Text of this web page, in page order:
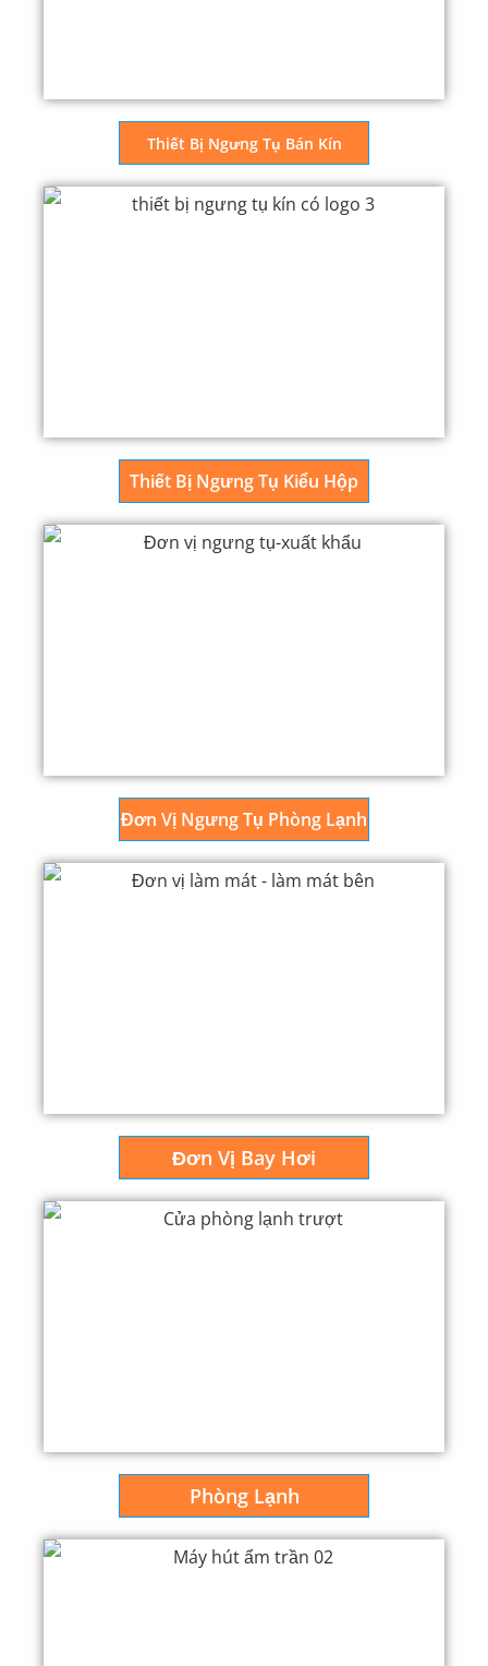
Thiết Bị Ngưng Tụ Bán Kín
Thiết Bị Ngưng Tụ Kiểu Hộp
Đơn Vị Ngưng Tụ Phòng Lạnh
Đơn Vị Bay Hơi
Phòng Lạnh